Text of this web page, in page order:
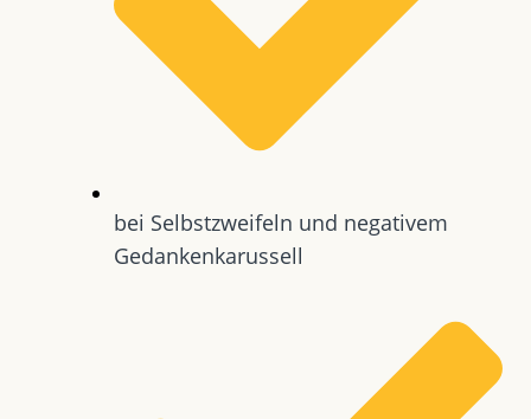
bei Selbstzweifeln und negativem
Gedankenkarussell